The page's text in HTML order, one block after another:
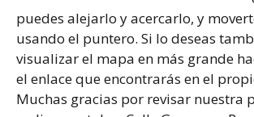
puedes alejarlo y acercarlo, y
usando el puntero. Si lo deseas
visualizar el mapa en más grande
el enlace que encontrarás en el
Muchas gracias por revisar nuestra